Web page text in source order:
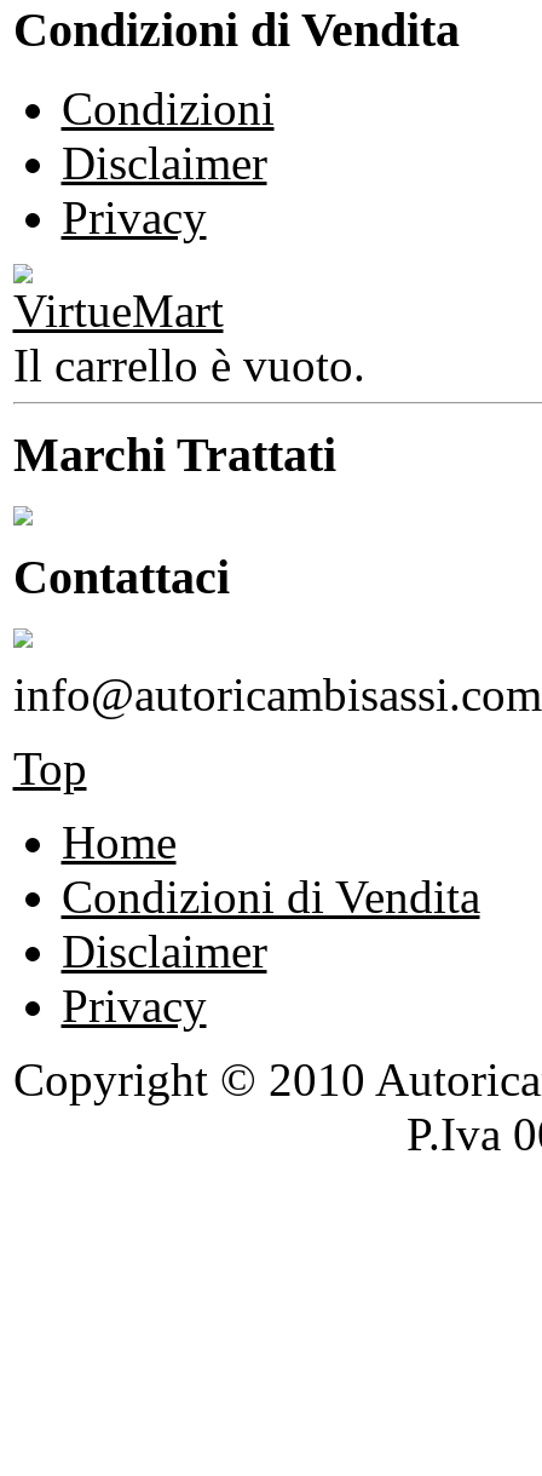
Condizioni di Vendita
Condizioni
Disclaimer
Privacy
Il carrello è vuoto.
Marchi Trattati
Contattaci
info@autoricambisassi.com
Top
Home
Condizioni di Vendita
Disclaimer
Privacy
Copyright © 2010
P.Iva